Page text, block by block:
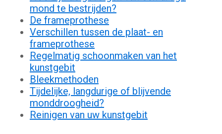
mond te bestrijden?
De frameprothese
Verschillen tussen de plaat- en
frameprothese
Regelmatig schoonmaken van het
kunstgebit
Bleekmethoden
Tijdelijke, langdurige of blijvende
monddroogheid?
Reinigen van uw kunstgebit